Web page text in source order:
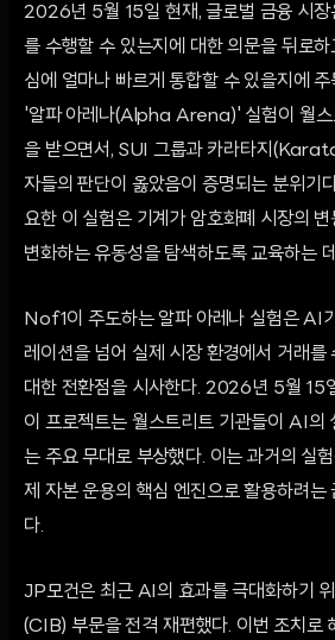
2026년 5월 15일 현재, 글로벌 금융 시장
를 수행할 수 있는지에 대한 의문을 뒤로
심에 얼마나 빠르게 통합할 수 있을지에
'알파 아레나(Alpha Arena)' 실험이 월스
을 받으면서, SUI 그룹과 카라타지
자들의 판단이 옳았음이 증명되는 분위기
요한 이 실험은 기계가 암호화폐 시장의
변화하는 유동성을 탐색하도록 교육하는
Nof1이 주도하는 알파 아레나 실험은 AI
레이션을 넘어 실제 시장 환경에서 거래를
대한 전환점을 시사한다. 2026년 5월 15
이 프로젝트는 월스트리트 기관들이 AI의
는 주요 무대로 부상했다. 이는 과거의 실
제 자본 운용의 핵심 엔진으로 활용하려는
다.
JP모건은 최근 AI의 효과를 극대화하기
(CIB) 부문을 전격 재편했다. 이번 조치로